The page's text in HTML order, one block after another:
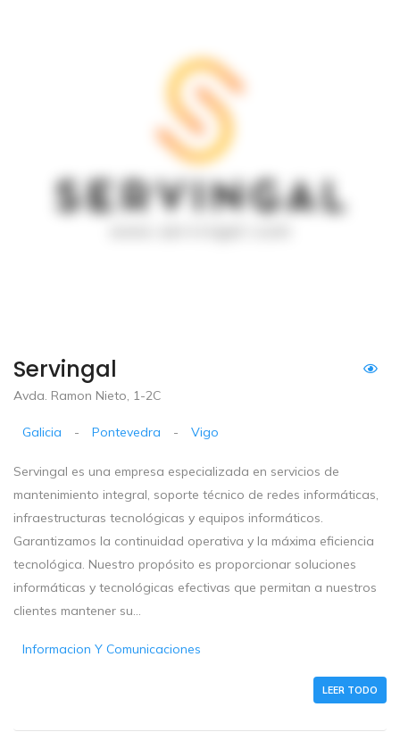
Servingal
Avda. Ramon Nieto, 1-2C
Galicia - Pontevedra - Vigo
Servingal es una empresa especializada en servicios de
mantenimiento integral, soporte técnico de redes informáticas,
infraestructuras tecnológicas y equipos informáticos.
Garantizamos la continuidad operativa y la máxima eficiencia
tecnológica. Nuestro propósito es proporcionar soluciones
informáticas y tecnológicas efectivas que permitan a nuestros
clientes mantener su...
Informacion Y Comunicaciones
LEER TODO